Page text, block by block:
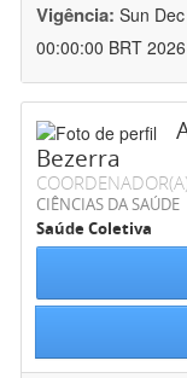
Vigência: Sun
00:00:00 BRT 2026
Bezerra
CIÊNCIAS DA SAÚDE
Saúde Coletiva